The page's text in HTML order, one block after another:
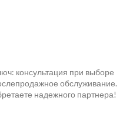
консультация при выборе
обслуживание.
надежного партнера!